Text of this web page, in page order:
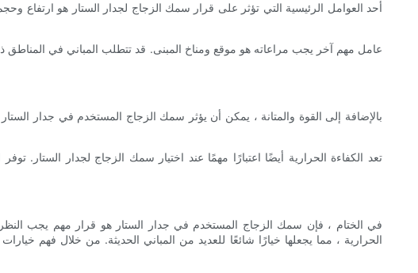
أحد العوامل الرئيسية التي تؤثر على قرار سمك الزجاج لجدار الستار هو ارتفاع
عامل مهم آخر يجب مراعاته هو موقع ومناخ المبنى. قد تتطلب المباني في المناطق
بالإضافة إلى القوة والمتانة ، يمكن أن يؤثر سمك الزجاج المستخدم في جدار
تعد الكفاءة الحرارية أيضًا اعتبارًا مهمًا عند اختيار سمك الزجاج لجدار الستار.
في الختام ، فإن سمك الزجاج المستخدم في جدار الستار هو قرار مهم يجب النظر
الحرارية ، مما يجعلها خيارًا شائعًا للعديد من المباني الحديثة. من خلال فهم